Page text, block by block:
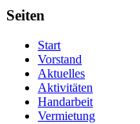
Seiten
Start
Vorstand
Aktuelles
Aktivitäten
Handarbeit
Vermietung